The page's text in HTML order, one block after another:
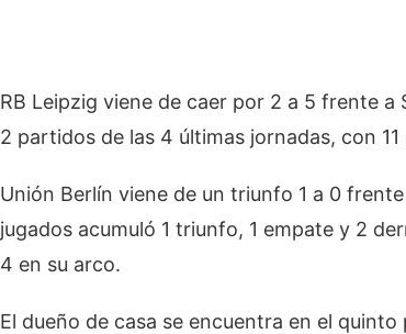
RB Leipzig viene de caer por 2 a 5 frente
2 partidos de las 4 últimas jornadas, con
Unión Berlín viene de un triunfo 1 a 0
jugados acumuló 1 triunfo, 1 empate y 2
4 en su arco.
El dueño de casa se encuentra en el